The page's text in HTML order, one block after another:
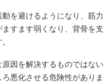
を避けるようになり、筋力
すます弱くなり、背骨を支
因を解決するものではない
悪化させる危険性がありま